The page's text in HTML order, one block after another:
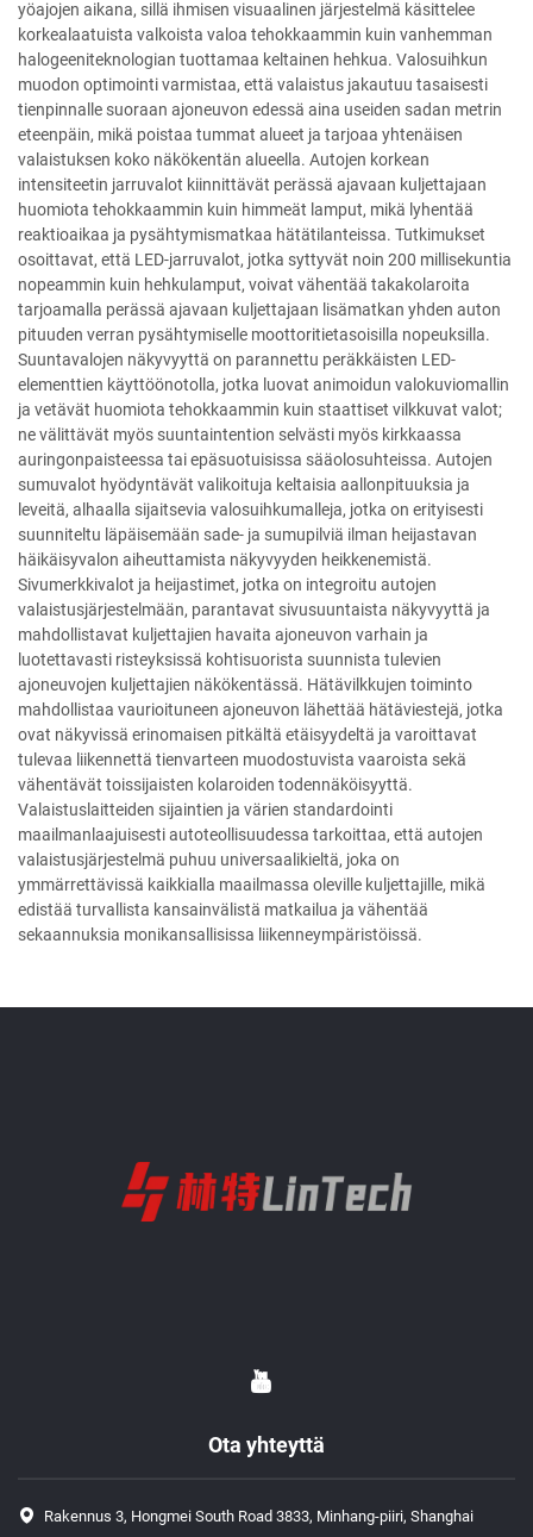
yöajojen aikana, sillä ihmisen visuaalinen järjestelmä käsittelee
korkealaatuista valkoista valoa tehokkaammin kuin vanhemman
halogeeniteknologian tuottamaa keltainen hehkua. Valosuihkun
muodon optimointi varmistaa, että valaistus jakautuu tasaisesti
tienpinnalle suoraan ajoneuvon edessä aina useiden sadan metrin
eteenpäin, mikä poistaa tummat alueet ja tarjoaa yhtenäisen
valaistuksen koko näkökentän alueella. Autojen korkean
intensiteetin jarruvalot kiinnittävät perässä ajavaan kuljettajaan
huomiota tehokkaammin kuin himmeät lamput, mikä lyhentää
reaktioaikaa ja pysähtymismatkaa hätätilanteissa. Tutkimukset
osoittavat, että LED-jarruvalot, jotka syttyvät noin 200 millisekuntia
nopeammin kuin hehkulamput, voivat vähentää takakolaroita
tarjoamalla perässä ajavaan kuljettajaan lisämatkan yhden auton
pituuden verran pysähtymiselle moottoritietasoisilla nopeuksilla.
Suuntavalojen näkyvyyttä on parannettu peräkkäisten LED-
elementtien käyttöönotolla, jotka luovat animoidun valokuviomallin
ja vetävät huomiota tehokkaammin kuin staattiset vilkkuvat valot;
ne välittävät myös suuntaintention selvästi myös kirkkaassa
auringonpaisteessa tai epäsuotuisissa sääolosuhteissa. Autojen
sumuvalot hyödyntävät valikoituja keltaisia aallonpituuksia ja
leveitä, alhaalla sijaitsevia valosuihkumalleja, jotka on erityisesti
suunniteltu läpäisemään sade- ja sumupilviä ilman heijastavan
häikäisyvalon aiheuttamista näkyvyyden heikkenemistä.
Sivumerkkivalot ja heijastimet, jotka on integroitu autojen
valaistusjärjestelmään, parantavat sivusuuntaista näkyvyyttä ja
mahdollistavat kuljettajien havaita ajoneuvon varhain ja
luotettavasti risteyksissä kohtisuorista suunnista tulevien
ajoneuvojen kuljettajien näkökentässä. Hätävilkkujen toiminto
mahdollistaa vaurioituneen ajoneuvon lähettää hätäviestejä, jotka
ovat näkyvissä erinomaisen pitkältä etäisyydeltä ja varoittavat
tulevaa liikennettä tienvarteen muodostuvista vaaroista sekä
vähentävät toissijaisten kolaroiden todennäköisyyttä.
Valaistuslaitteiden sijaintien ja värien standardointi
maailmanlaajuisesti autoteollisuudessa tarkoittaa, että autojen
valaistusjärjestelmä puhuu universaalikieltä, joka on
ymmärrettävissä kaikkialla maailmassa oleville kuljettajille, mikä
edistää turvallista kansainvälistä matkailua ja vähentää
sekaannuksia monikansallisissa liikenneympäristöissä.
Ota yhteyttä
Rakennus 3, Hongmei South Road 3833, Minhang-piiri, Shanghai